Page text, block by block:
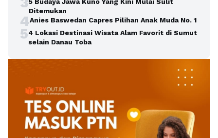
Ditemukan
4Anies Baswedan Capres Pilihan Anak Muda No. 1
54 Lokasi Destinasi Wisata Alam Favorit di Sumut
selain Danau Toba